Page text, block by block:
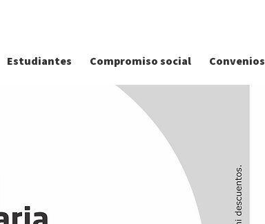
Estudiantes Compromiso social Convenios